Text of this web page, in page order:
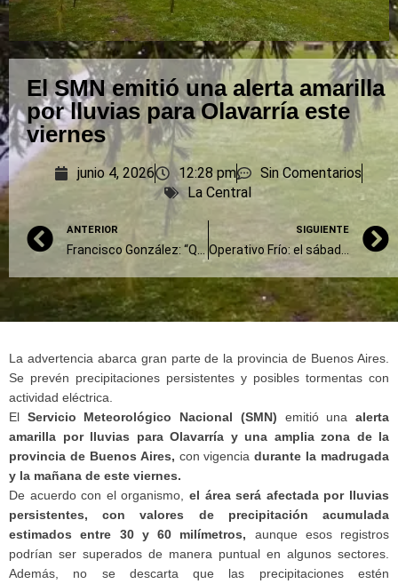
El SMN emitió una alerta amarilla
por lluvias para Olavarría este
viernes
junio 4, 2026 12:28 pm
Sin Comentarios
La Central
ANTERIOR SIGUIENTE
La advertencia abarca gran parte de la provincia de Buenos Aires.
Se prevén precipitaciones persistentes y posibles tormentas con
actividad eléctrica.
El Servicio Meteorológico Nacional (SMN) emitió unaalerta
amarilla por lluvias para Olavarría y una amplia zona de la
provincia de Buenos Aires, con vigenciadurante la madrugada
y la mañana de este viernes.
De acuerdo con el organismo,
el área será afectada por lluvias
persistentes, con valores de precipitación acumulada
estimados entre 30 y 60 milímetros, aunque esos registros
podrían ser superados de manera puntual en algunos sectores.
Además, no se descarta que las precipitaciones estén